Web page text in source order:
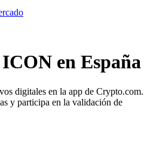
en España
digitales en la app de Crypto.com.
y participa en la validación de